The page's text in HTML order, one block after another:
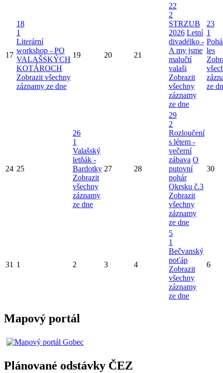
17
18
1
Literární
workshop - PO
VALAŠSKÝCH
KOTÁROCH
Zobrazit všechny
záznamy ze dne
19 20 21
22
2
STRZUB
2026 Letní
divadélko -
A my jsme
malučtí
valaši
Zobrazit
všechny
záznamy
ze dne
23
1
les
ze
24 25
26
1
Valašský
letňák -
Bardotky
Zobrazit
všechny
záznamy
ze dne
27 28
29
2
Rozloučení
s létem -
večerní
zábava O
putovní
pohár
Okrsku č.3
Zobrazit
všechny
záznamy
ze dne
30
31 1 2 3 4
5
1
Bečvanský
poťáp
Zobrazit
všechny
záznamy
ze dne
6
Mapový portál
Plánované odstávky ČEZ